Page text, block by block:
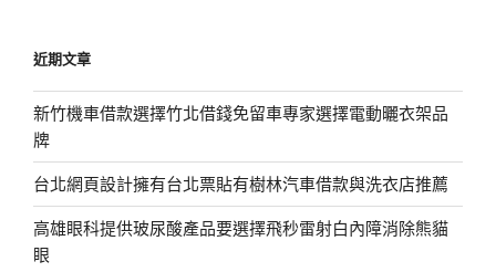
字:
近期文章
新竹機車借款選擇竹北借錢免留車專家選擇電動曬衣架品
牌
台北網頁設計擁有台北票貼有樹林汽車借款與洗衣店推薦
高雄眼科提供玻尿酸產品要選擇飛秒雷射白內障消除熊貓
眼